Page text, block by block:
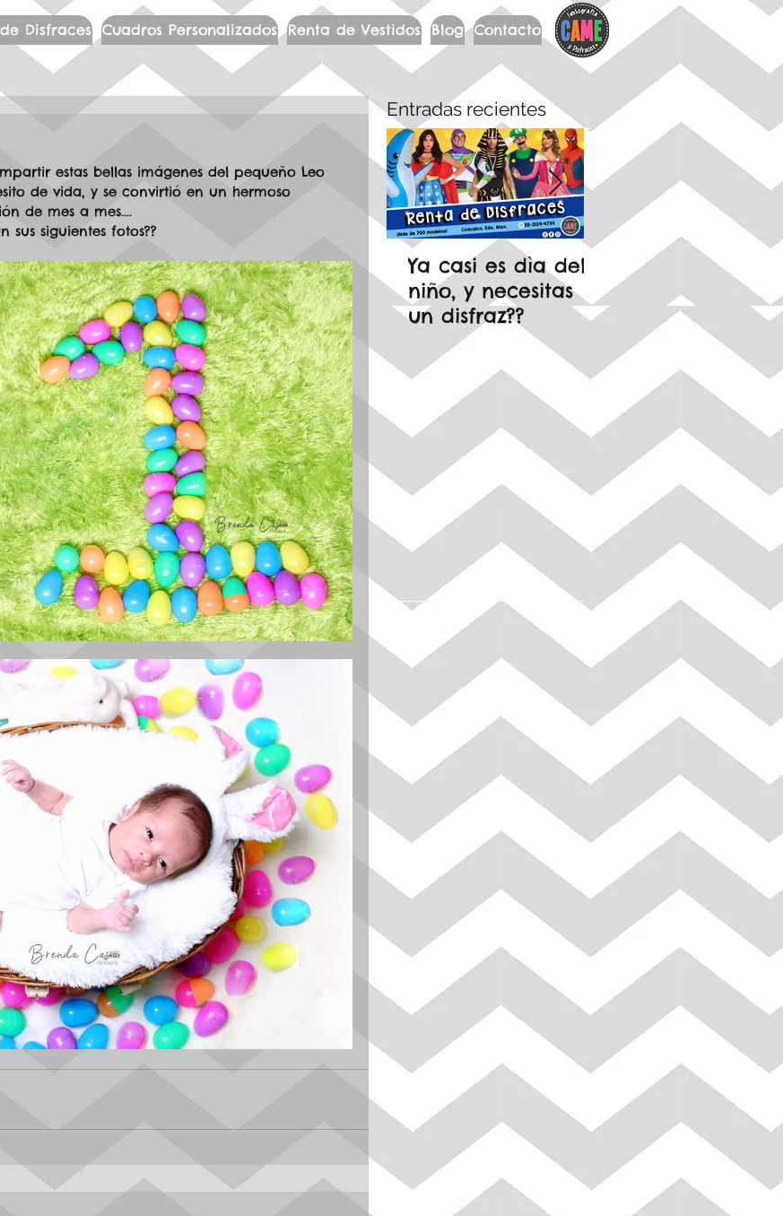
Disfraces Cuadros Personalizados Renta de Vestidos Blog Contacto
estas bellas imágenes del pequeño Leo
de vida, y se convirtió en un hermoso
de mes a mes....
sus siguientes fotos??
Entradas recientes
Ya casi es dìa del
niño, y necesitas
un disfraz??
🍄 Mario Bros
en tendencia…